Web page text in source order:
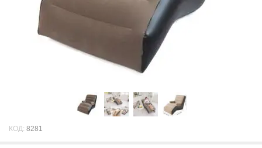
КОД: 8281